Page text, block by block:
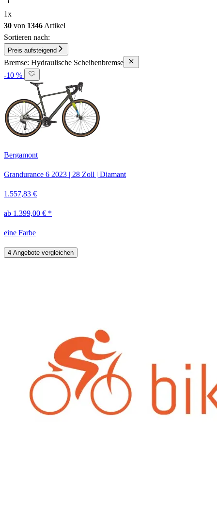
1x
30 von 1346 Artikel
Sortieren nach:
Preis aufsteigend
Bremse: Hydraulische Scheibenbremse
-10 %
Bergamont
Grandurance 6 2023 | 28 Zoll | Diamant
1.557,83 €
ab 1.399,00 € *
eine Farbe
4 Angebote vergleichen